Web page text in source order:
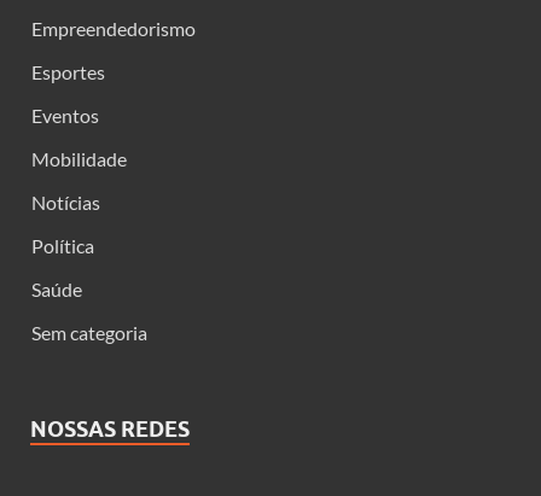
Empreendedorismo
Esportes
Eventos
Mobilidade
Notícias
Política
Saúde
Sem categoria
NOSSAS REDES